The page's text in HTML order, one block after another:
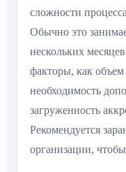
сложности
Обычно это
нескольких
факторы, как
необходимость
загруженность
Рекомендуется
организации,